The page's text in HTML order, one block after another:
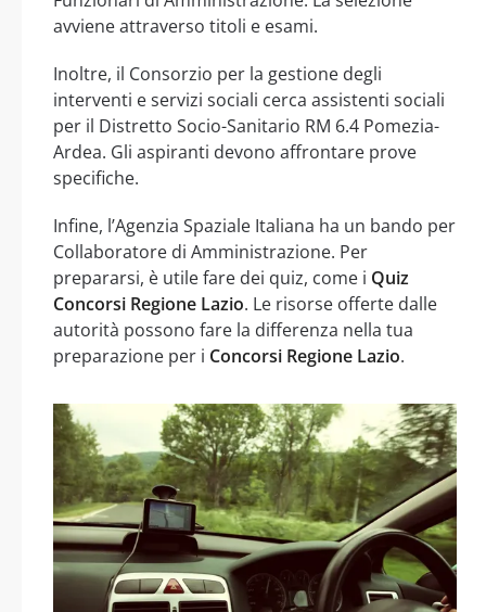
avviene attraverso titoli e esami.
Inoltre, il Consorzio per la gestione degli
interventi e servizi sociali cerca assistenti sociali
per il Distretto Socio-Sanitario RM 6.4 Pomezia-
Ardea. Gli aspiranti devono affrontare prove
specifiche.
Infine, l’Agenzia Spaziale Italiana ha un bando per
Collaboratore di Amministrazione. Per
prepararsi, è utile fare dei quiz, come i Quiz
Concorsi Regione Lazio. Le risorse offerte dalle
autorità possono fare la differenza nella tua
preparazione per i Concorsi Regione Lazio.